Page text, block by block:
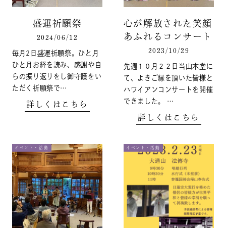
盛運祈願祭
2024/06/12
毎月2日盛運祈願祭。ひと月
ひと月お経を読み、感謝や自
らの振り返りをし御守護をい
ただく祈願祭で…
詳しくはこちら
心が解放された笑顔
あふれるコンサート
2023/10/29
先週１０月２２日当山本堂に
て、よきご縁を頂いた皆様と
ハワイアンコンサートを開催
できました。 …
詳しくはこちら
イベント・活動 イベント・活動